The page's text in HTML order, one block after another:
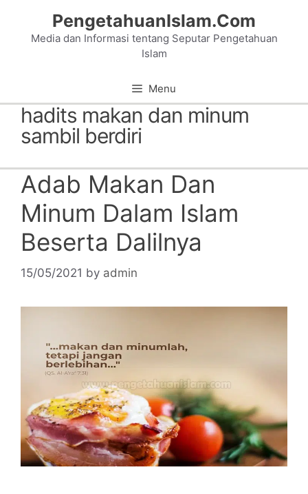
content
PengetahuanIslam.Com
Media dan Informasi tentang Seputar Pengetahuan
Islam
Menu
hadits makan dan minum
sambil berdiri
Adab Makan Dan
Minum Dalam Islam
Beserta Dalilnya
15/05/2021 by admin